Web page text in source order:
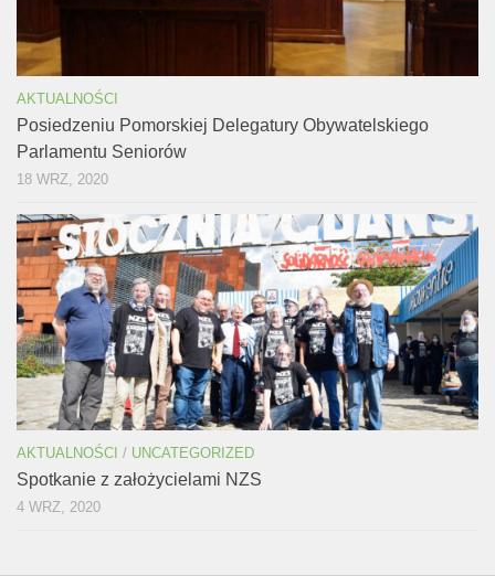
AKTUALNOŚCI
Posiedzeniu Pomorskiej Delegatury Obywatelskiego
Parlamentu Seniorów
18 WRZ, 2020
AKTUALNOŚCI / UNCATEGORIZED
Spotkanie z założycielami NZS
4 WRZ, 2020